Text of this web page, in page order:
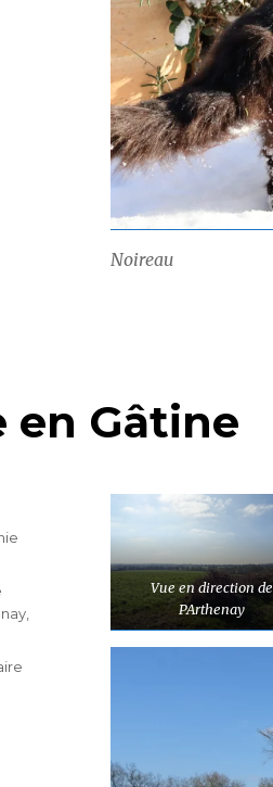
Noireau
en Gâtine
Vue en direction de
PArthenay
,